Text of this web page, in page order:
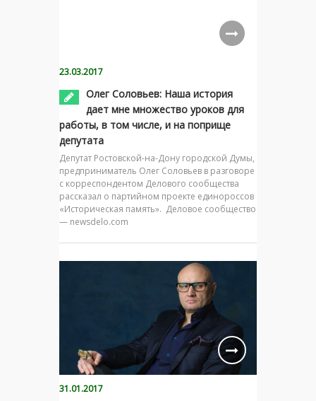
23.03.2017
Олег Соловьев: Наша история
дает мне множество уроков для
работы, в том числе, и на поприще
депутата
Депутат Ростовской-на-Дону городской Думы,
предприниматель Олег Соловьев в разговоре
с корреспондентом Делового сообщества
рассказал о партийном проекте единороссов
«Историческая память». Деловое сообщество
— newsdelo.com
31.01.2017